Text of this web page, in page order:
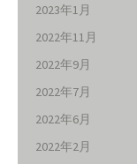
2023年1月
2022年11月
2022年9月
2022年7月
2022年6月
2022年2月